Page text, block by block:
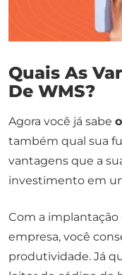
Quais As
De WMS?
Agora você já sabe
também qual sua
vantagens que a
investimento em
Com a implantação
empresa, você
produtividade. Já